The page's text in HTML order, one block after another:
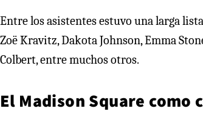
Entre los asistentes estuvo una larga
Zoë Kravitz, Dakota Johnson, Emma
Colbert, entre muchos otros.
El Madison Square como